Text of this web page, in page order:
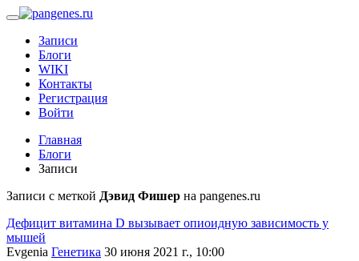
Записи
Блоги
WIKI
Контакты
Регистрация
Войти
Главная
Блоги
Записи
Записи с меткой Дэвид Фишер на pangenes.ru
Дефицит витамина D вызывает опиоидную зависимость у
мышей
Evgenia Генетика 30 июня 2021 г., 10:00